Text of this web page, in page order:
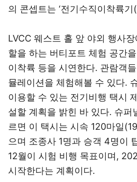
의 콘셉트는 ‘전기수직이착륙기
LVCC 웨스트 홀 앞 야외 행사
할을 하는 버티포트 체험 공간
이착륙 등을 시연한다. 관람객
뮬레이션을 체험해볼 수 있다.
이용할 수 있는 전기비행 택시
설할 계획을 밝힌 바 있다. 슈퍼
르면 이 택시는 시속 120마일
으며 조종사 1명과 승객 4명이
12월이 시험 비행 목표이며,
시작한다는 계획이다.